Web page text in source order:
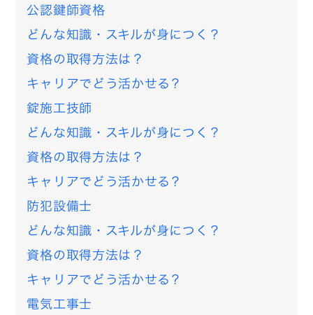
公認鍵師資格
どんな知識・スキルが身につく？
資格の取得方法は？
キャリアでどう活かせる？
錠施工技師
どんな知識・スキルが身につく？
資格の取得方法は？
キャリアでどう活かせる？
防犯設備士
どんな知識・スキルが身につく？
資格の取得方法は？
キャリアでどう活かせる？
電気工事士